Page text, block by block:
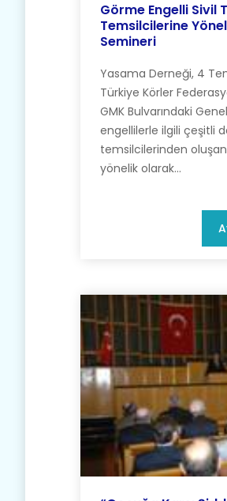
Görme Engelli Sivil
Temsilcilerine
Semineri
Yasama Derneği, 4
Türkiye Körler
GMK Bulvarındaki
engellilerle ilgili çeşitli
temsilcilerinden
yönelik olarak...